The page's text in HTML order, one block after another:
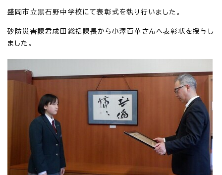
盛岡市立黒石野中学校にて表彰式を執り行いました。
砂防災害課君成田総括課長から小澤百華さんへ表彰状を授与し
ました。